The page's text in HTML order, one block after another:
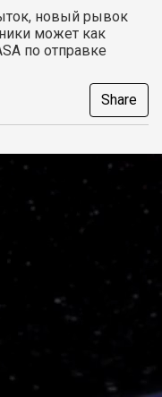
новый рывок
может как
по отправке
Share